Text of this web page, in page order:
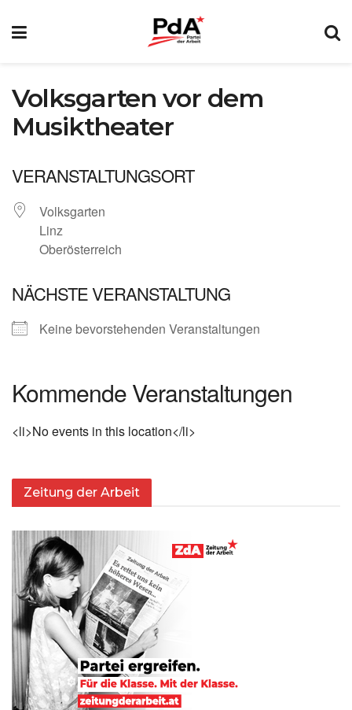
Volksgarten vor dem
Musiktheater
VERANSTALTUNGSORT
Volksgarten
Linz
Oberösterreich
NÄCHSTE VERANSTALTUNG
Keine bevorstehenden Veranstaltungen
Kommende Veranstaltungen
<li>No events in this location</li>
Zeitung der Arbeit